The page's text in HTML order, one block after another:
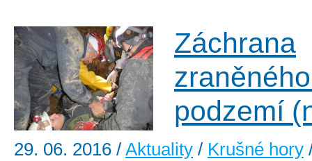
Záchrana
podzemí
29. 06. 2016 / Aktuality / Krušné hory